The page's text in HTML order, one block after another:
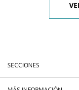
SECCIONES